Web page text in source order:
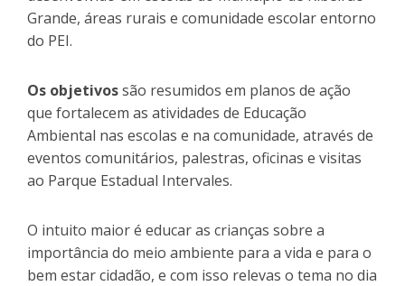
Grande, áreas rurais e comunidade escolar entorno
do PEI.
Os objetivossão resumidos em planos de ação
que fortalecem as atividades de Educação
Ambiental nas escolas e na comunidade, através de
eventos comunitários, palestras, oficinas e visitas
ao Parque Estadual Intervales.
O intuito maior é educar as crianças sobre a
importância do meio ambiente para a vida e para o
bem estar cidadão, e com isso relevas o tema no dia